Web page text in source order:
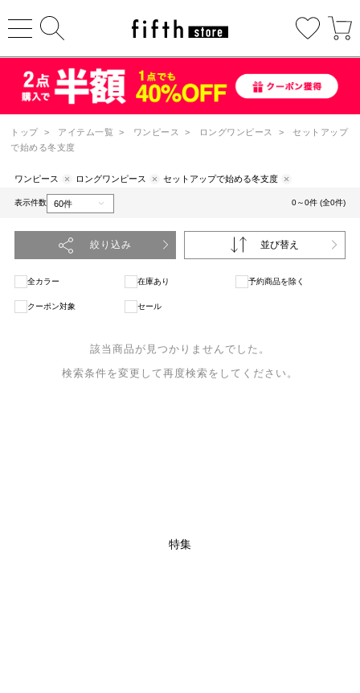
トップ > アイテム一覧 > ワンピース > ロングワンピース >
セットアップ
で始める冬支度
ワンピース ロングワンピース セットアップで始める冬支度
表示件数 0～0件 (全0件)
絞り込み 並び替え
全カラー 在庫あり 予約商品を除く
クーポン対象 セール
該当商品が見つかりませんでした。
検索条件を変更して再度検索をしてください。
特集